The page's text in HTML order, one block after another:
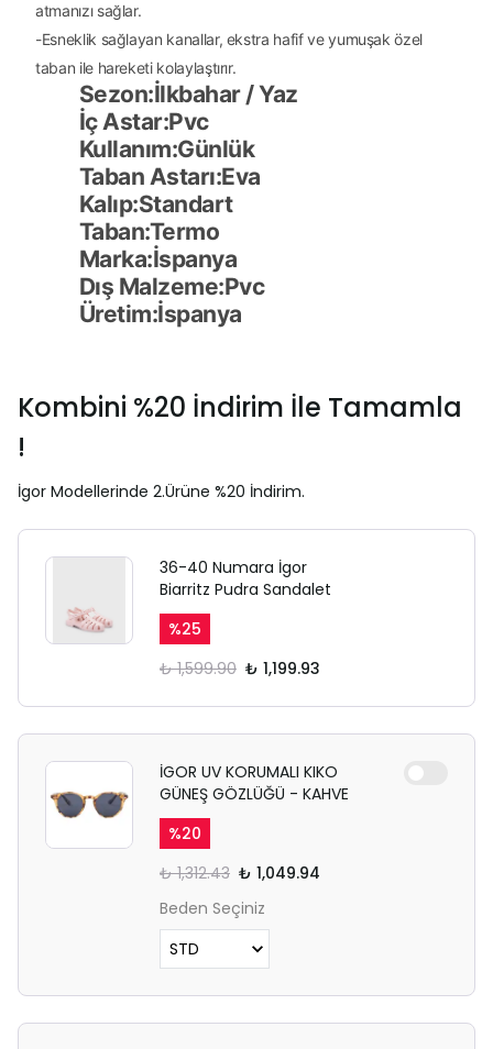
atmanızı sağlar.
-Esneklik sağlayan kanallar, ekstra hafif ve yumuşak özel
taban ile hareketi kolaylaştırır.
Sezon:İlkbahar / Yaz
İç Astar:Pvc
Kullanım:Günlük
Taban Astarı:Eva
Kalıp:Standart
Taban:Termo
Marka:İspanya
Dış Malzeme:Pvc
Üretim:İspanya
Kombini %20 İndirim İle Tamamla
!
İgor Modellerinde 2.Ürüne %20 İndirim.
36-40 Numara İgor
Biarritz Pudra Sandalet
%25
₺ 1,599.90 ₺ 1,199.93
İGOR UV KORUMALI KIKO
GÜNEŞ GÖZLÜĞÜ - KAHVE
%20
₺ 1,312.43 ₺ 1,049.94
Beden Seçiniz